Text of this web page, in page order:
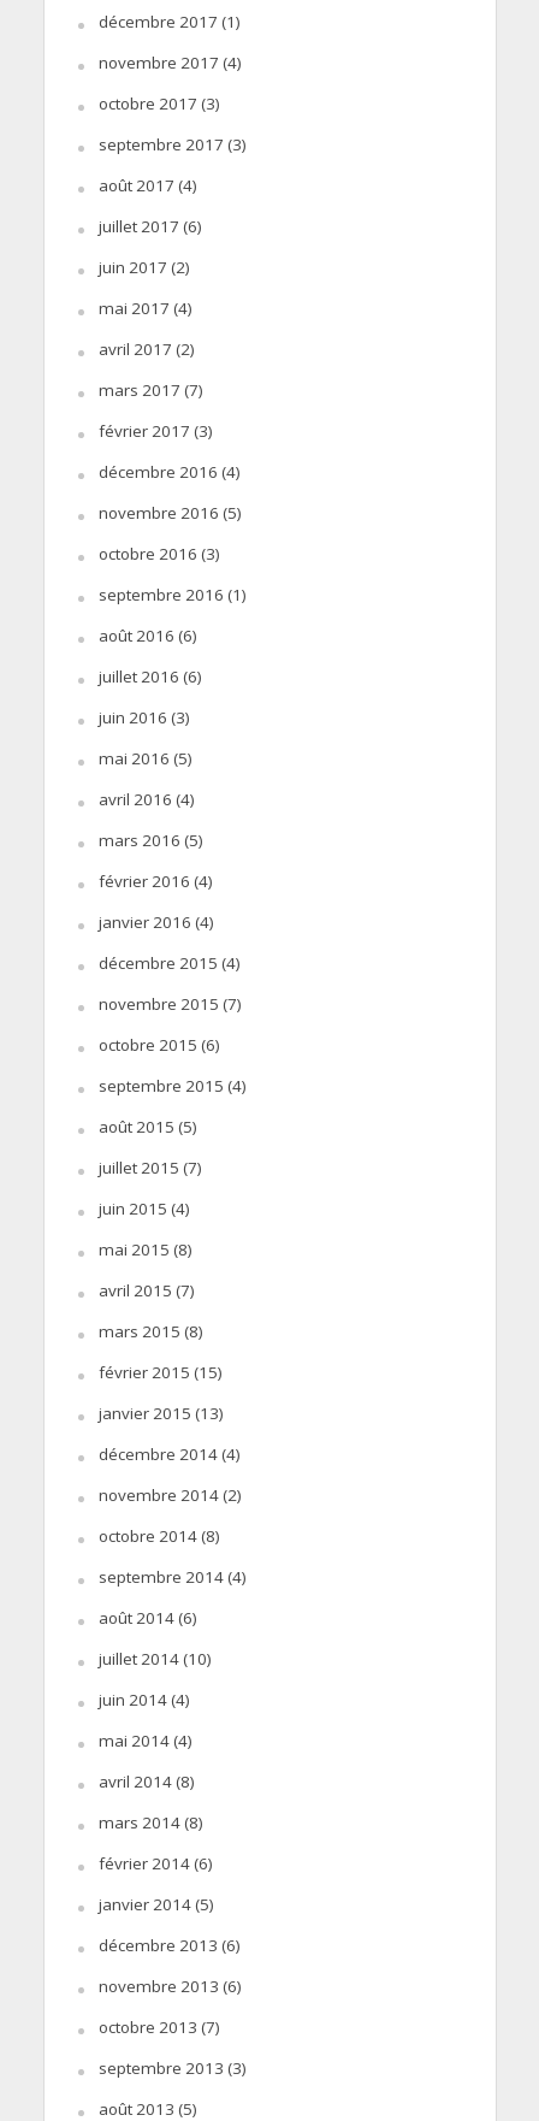
décembre 2017 (1)
novembre 2017 (4)
octobre 2017 (3)
septembre 2017 (3)
août 2017 (4)
juillet 2017 (6)
juin 2017 (2)
mai 2017 (4)
avril 2017 (2)
mars 2017 (7)
février 2017 (3)
décembre 2016 (4)
novembre 2016 (5)
octobre 2016 (3)
septembre 2016 (1)
août 2016 (6)
juillet 2016 (6)
juin 2016 (3)
mai 2016 (5)
avril 2016 (4)
mars 2016 (5)
février 2016 (4)
janvier 2016 (4)
décembre 2015 (4)
novembre 2015 (7)
octobre 2015 (6)
septembre 2015 (4)
août 2015 (5)
juillet 2015 (7)
juin 2015 (4)
mai 2015 (8)
avril 2015 (7)
mars 2015 (8)
février 2015 (15)
janvier 2015 (13)
décembre 2014(4)
novembre 2014(2)
octobre 2014(8)
septembre 2014(4)
août 2014(6)
juillet 2014(10)
juin 2014(4)
mai 2014(4)
avril 2014(8)
mars 2014(8)
février 2014(6)
janvier 2014(5)
décembre 2013 (6)
novembre 2013 (6)
octobre 2013 (7)
septembre 2013 (3)
août 2013 (5)